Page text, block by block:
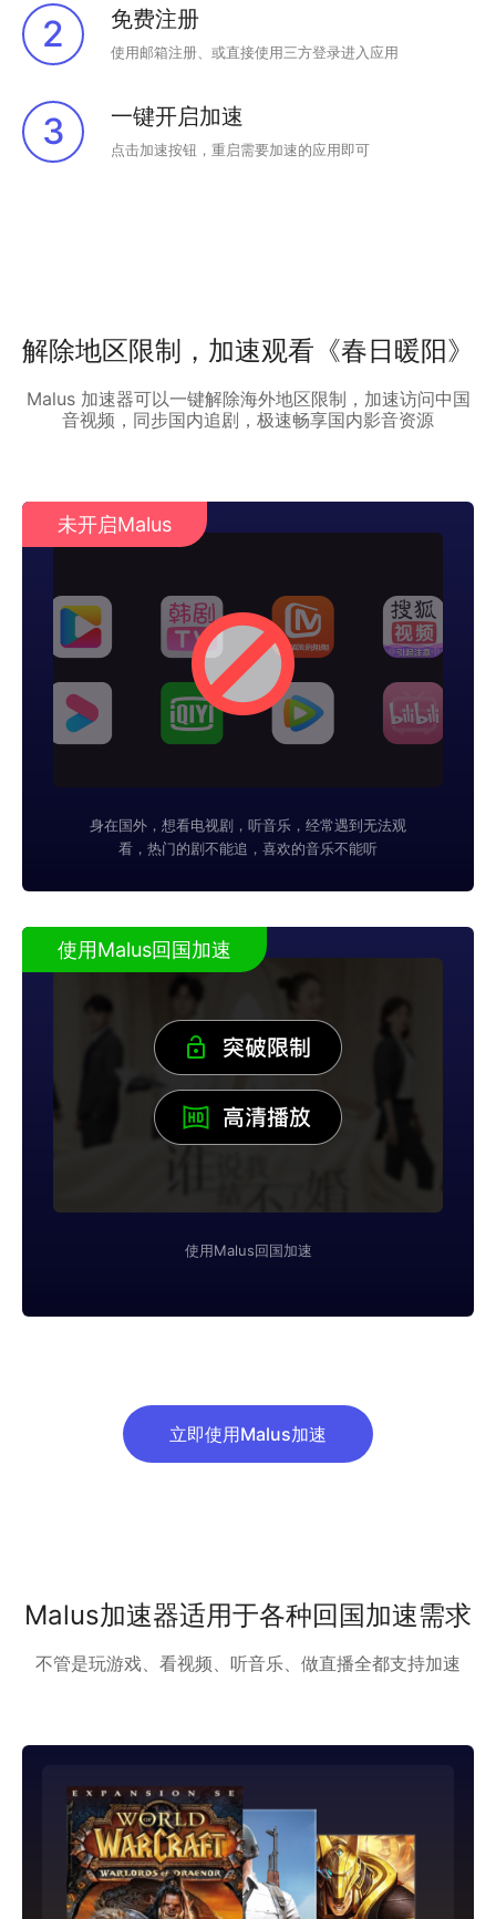
2 免费注册
使用邮箱注册、或直接使用三方登录进入应用
3 一键开启加速
点击加速按钮，重启需要加速的应用即可
解除地区限制，加速观看《春日暖阳》
Malus 加速器可以一键解除海外地区限制，加速访问中国
音视频，同步国内追剧，极速畅享国内影音资源
未开启Malus
身在国外，想看电视剧，听音乐，经常遇到无法观
看，热门的剧不能追，喜欢的音乐不能听
使用Malus回国加速
使用Malus回国加速
立即使用Malus加速
Malus加速器适用于各种回国加速需求
不管是玩游戏、看视频、听音乐、做直播全都支持加速